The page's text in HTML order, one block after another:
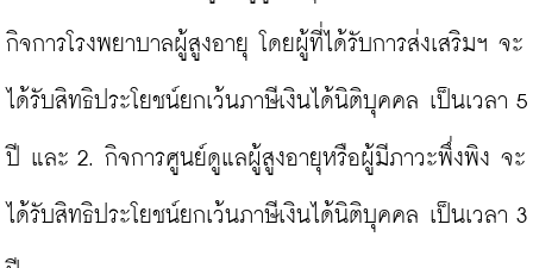
กิจการโรงพยาบาลผู้สูงอายุ โดยผู้ที่ได้รับการส่งเสริมฯ จะ
ได้รับสิทธิประโยชน์ยกเว้นภาษีเงินได้นิติบุคคล เป็นเวลา 5
ปี และ 2. กิจการศูนย์ดูแลผู้สูงอายุหรือผู้มีภาวะพึ่งพิง จะ
ได้รับสิทธิประโยชน์ยกเว้นภาษีเงินได้นิติบุคคล เป็นเวลา 3